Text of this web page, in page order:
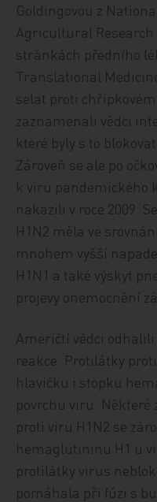
Goldingovou z
Agricultural Research
stránkách předního
Translational
selat proti
zaznamenali vědci
které byly s to
Zároveň se ale po
k viru pandemického
nakazili v roce 2009.
H1N2 měla ve
mnohem vyšší
H1N1 a také výskyt
projevy onemocnění
Američtí vědci
reakce. Protilátky
hlavičku i stopku
povrchu viru. Některé
proti viru H1N2 se
hemaglutininu H1 u
protilátky virus
pomáhala při fúzi s